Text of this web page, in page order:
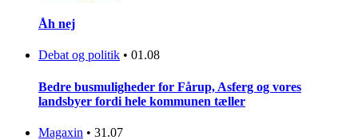
Åh nej
Debat og politik • 01.08
Bedre busmuligheder for Fårup, Asferg og vores
landsbyer fordi hele kommunen tæller
Magaxin • 31.07